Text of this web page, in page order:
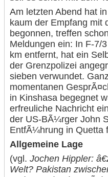
Am letzten Abend hat
kaum der Empfang mit
begonnen, treffen
Meldungen ein: In F-7/
km entfernt, hat ein
der Grenzpolizei
sieben verwundet.
momentanen
in Kinshasa begegnet
erfreuliche Nachricht
der US-BÃ¼rger John
EntfÃ¼hrung in Quetta
Allgemeine Lage
(vgl. Jochen Hippler:
Welt? Pakistan